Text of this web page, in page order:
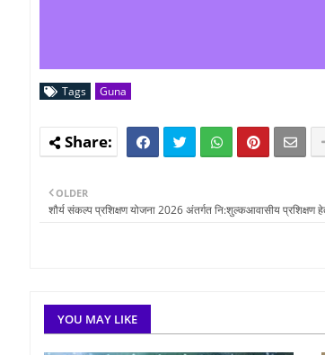
Tags Guna
OLDER
शौर्य संकल्प प्रशिक्षण योजना 2026 अंतर्गत नि:शुल्कआवासीय
YOU MAY LIKE